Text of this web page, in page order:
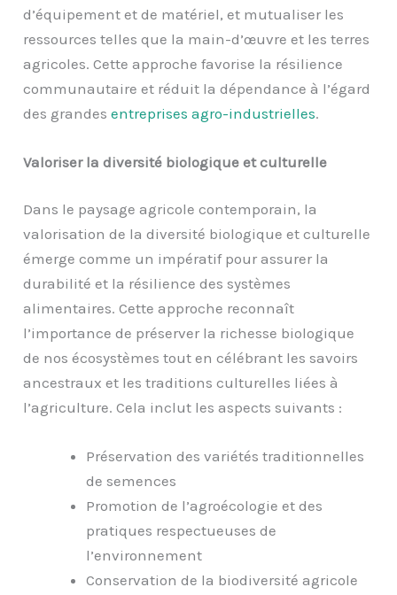
d’équipement et de matériel, et mutualiser les
ressources telles que la main-d’œuvre et les terres
agricoles. Cette approche favorise la résilience
communautaire et réduit la dépendance à l’égard
des grandesentreprises agro-industrielles.
Valoriser la diversité biologique et culturelle
Dans le paysage agricole contemporain, la
valorisation de la diversité biologique et culturelle
émerge comme un impératif pour assurer la
durabilité et la résilience des systèmes
alimentaires. Cette approche reconnaît
l’importance de préserver la richesse biologique
de nos écosystèmes tout en célébrant les savoirs
ancestraux et les traditions culturelles liées à
l’agriculture. Cela inclut les aspects suivants :
Préservation des variétés traditionnelles
de semences
Promotion de l’agroécologie et des
pratiques respectueuses de
l’environnement
Conservation de la biodiversité agricole